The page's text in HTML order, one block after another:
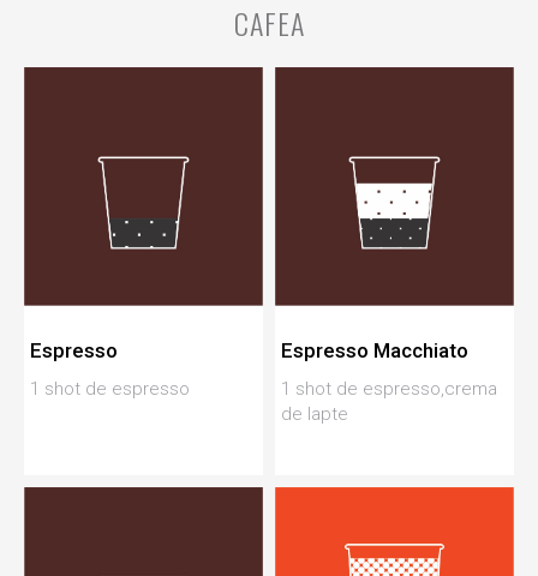
CAFEA
Espresso
1 shot de espresso
Espresso Macchiato
1 shot de espresso,crema
de lapte